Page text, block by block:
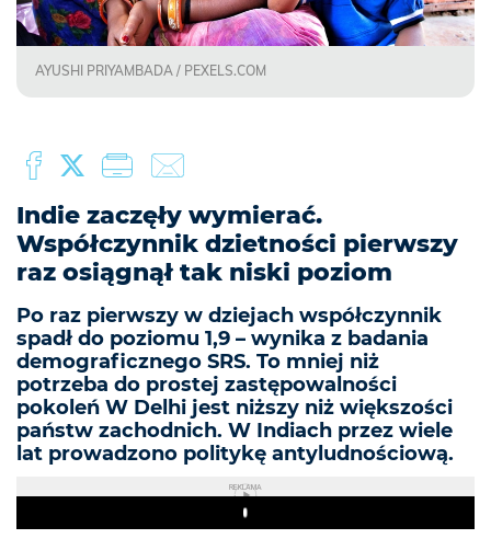
AYUSHI PRIYAMBADA / PEXELS.COM
Indie zaczęły wymierać.
Współczynnik dzietności pierwszy
raz osiągnął tak niski poziom
Po raz pierwszy w dziejach współczynnik
spadł do poziomu 1,9 – wynika z badania
demograficznego SRS. To mniej niż
potrzeba do prostej zastępowalności
pokoleń W Delhi jest niższy niż większości
państw zachodnich. W Indiach przez wiele
lat prowadzono politykę antyludnościową.
REKLAMA
Play